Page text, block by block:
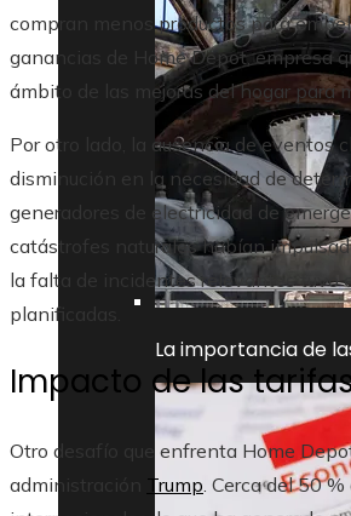
La importancia de
compran menos productos para
ganancias de Home Depot, empresa
ámbito de las mejoras del hogar para
Por otro lado, la ausencia de eventos
disminución en la necesidad de
generadores de electricidad de
catástrofes naturales habían
la falta de incidentes relevantes tuvo
planificadas.
Impacto de las
Otro desafío que enfrenta Home
administración Trump. Cerca del 50